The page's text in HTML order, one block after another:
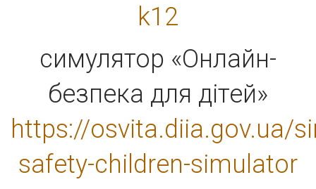
k12
симулятор «Онлайн-
безпека для дітей»
https://osvita.diia.gov.ua/
safety-children-simulator